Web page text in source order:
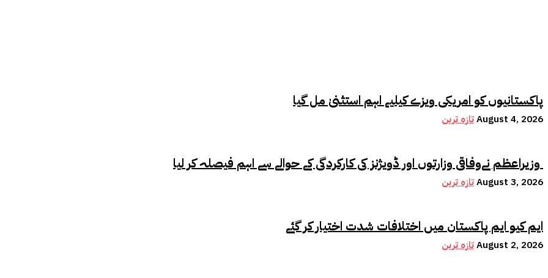
پاکستانیوں کو امریکی ویزے کیلیے اہم استثنیٰ مل گیا
تازہ ترینAugust 4, 2026
وزیراعظم نےوفاقی وزارتوں اور ڈویژنز کی کارکردگی کے حوالے سے اہم فیصلہ کر لیا
تازہ ترینAugust 3, 2026
ایم کیو ایم پاکستان میں اختلافات شدت اختیار کر گئے
تازہ ترینAugust 2, 2026